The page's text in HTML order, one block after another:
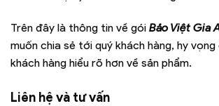
Trên đây là thông tin về gói Bảo Việt Gia
muốn chia sẻ tới quý khách hàng, hy
khách hàng hiểu rõ hơn về sản phẩm.
Liên hệ và tư vấn